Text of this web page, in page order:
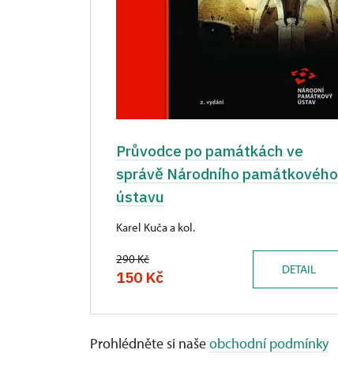
Průvodce po památkách ve
správě Národního památkového
ústavu
Karel Kuča a kol.
290 Kč
150 Kč DETAIL
Prohlédněte si našeobchodní podmínky